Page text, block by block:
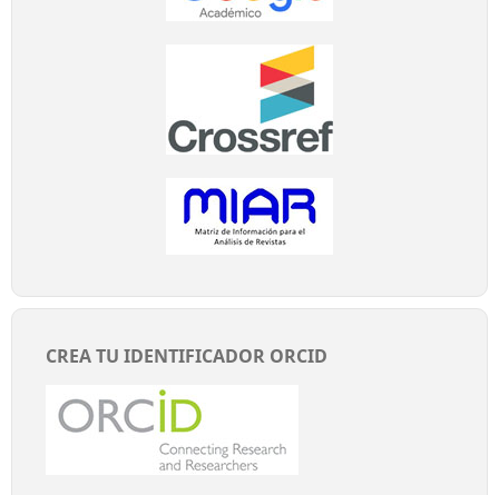
CREA TU IDENTIFICADOR ORCID